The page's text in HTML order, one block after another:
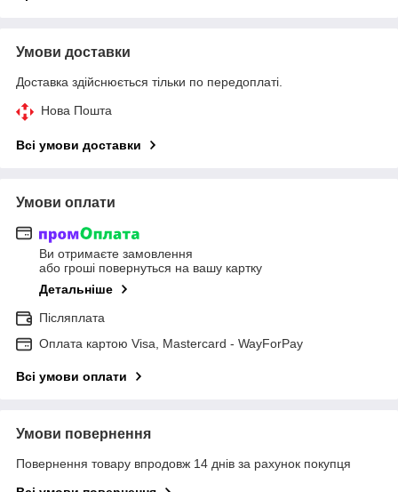
Умови доставки
Доставка здійснюється тільки по передоплаті.
Нова Пошта
Всі умови доставки
Умови оплати
Ви отримаєте замовлення
або гроші повернуться на вашу картку
Детальніше
Післяплата
Оплата картою Visa, Mastercard - WayForPay
Всі умови оплати
Умови повернення
Повернення товару впродовж 14 днів за рахунок покупця